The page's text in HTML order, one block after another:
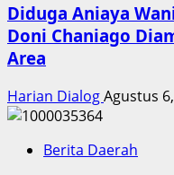
Diduga Aniaya
Doni Chaniago
Area
Harian DialogAgustus
Berita Daerah